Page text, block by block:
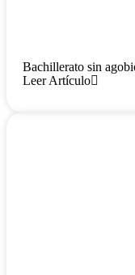
Bachillerato sin
Leer Artículo